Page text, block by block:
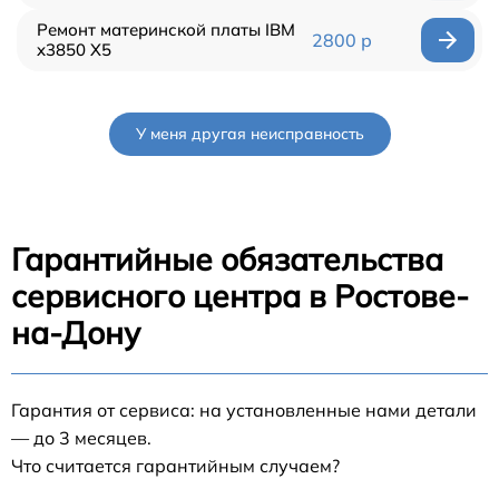
Ремонт материнской платы IBM
x3850 X5
2800 р
У меня другая неисправность
Гарантийные обязательства
сервисного центра в Ростове-
на-Дону
Гарантия от сервиса: на установленные нами детали
— до 3 месяцев.
Что считается гарантийным случаем?